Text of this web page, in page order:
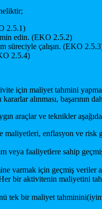
2.5.1)
edin. (EKO 2.5.2)
süreciyle çalışın. (EKO
2.5.4)
için maliyet tahmini
alınması, başarının
araçlar ve teknikler
maliyetleri, enflasyon ve risk
veya faaliyetlere sahip
varmak için geçmiş veriler
bir aktivitenin maliyetini
tek bir maliyet